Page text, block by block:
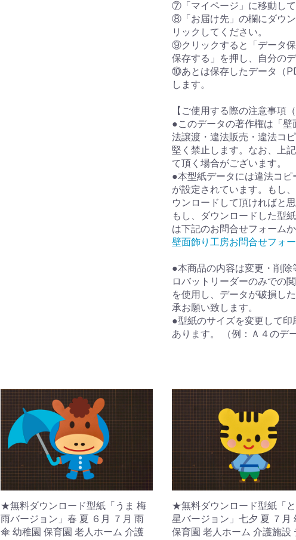
⑦「マイページ」に移動して
⑧「お届け先」の欄にダウ
リックしてください。
⑨クリックすると「データ
保存する」を押し、自分の
⑩あとは保存したデータ（
します。
【ご使用する際の注意事項
●このデータの著作権は「
法譲渡・違法販売・違法コ
堅く禁止します。なお、上
て頂く場合がございます。
●本型紙データには違法コピ
が設定されています。もし
ウンロードして頂ければと思
もし、ダウンロードした型
は下記のお問合せフォーム
壁面飾り工房お問合せフォ
●本商品の内容は変更・削
ロバットリーダーのみでの
を使用し、データが破損し
承お願い致します。
●型紙のサイズを変更して
あります。 （例：Ａ４のデ
★無料ダウンロード型紙「うま 梅
雨バージョン」春 夏 ６月 ７月 雨
傘 幼稚園 保育園 老人ホーム 介護
★無料ダウンロード型紙「
星バージョン」七夕 夏 ７月
保育園 老人ホーム 介護施設